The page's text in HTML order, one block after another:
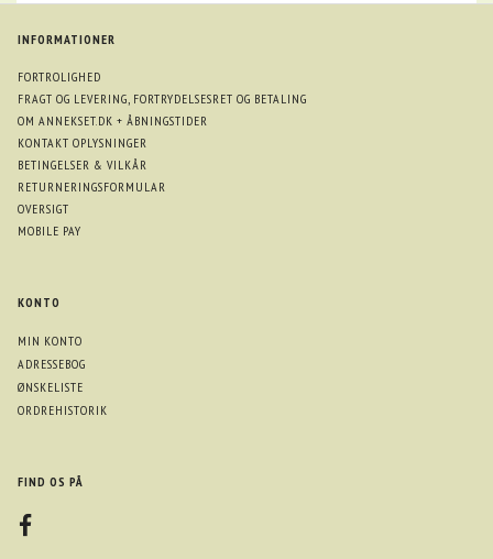
INFORMATIONER
FORTROLIGHED
FRAGT OG LEVERING, FORTRYDELSESRET OG BETALING
OM ANNEKSET.DK + ÅBNINGSTIDER
KONTAKT OPLYSNINGER
BETINGELSER & VILKÅR
RETURNERINGSFORMULAR
OVERSIGT
MOBILE PAY
KONTO
MIN KONTO
ADRESSEBOG
ØNSKELISTE
ORDREHISTORIK
FIND OS PÅ